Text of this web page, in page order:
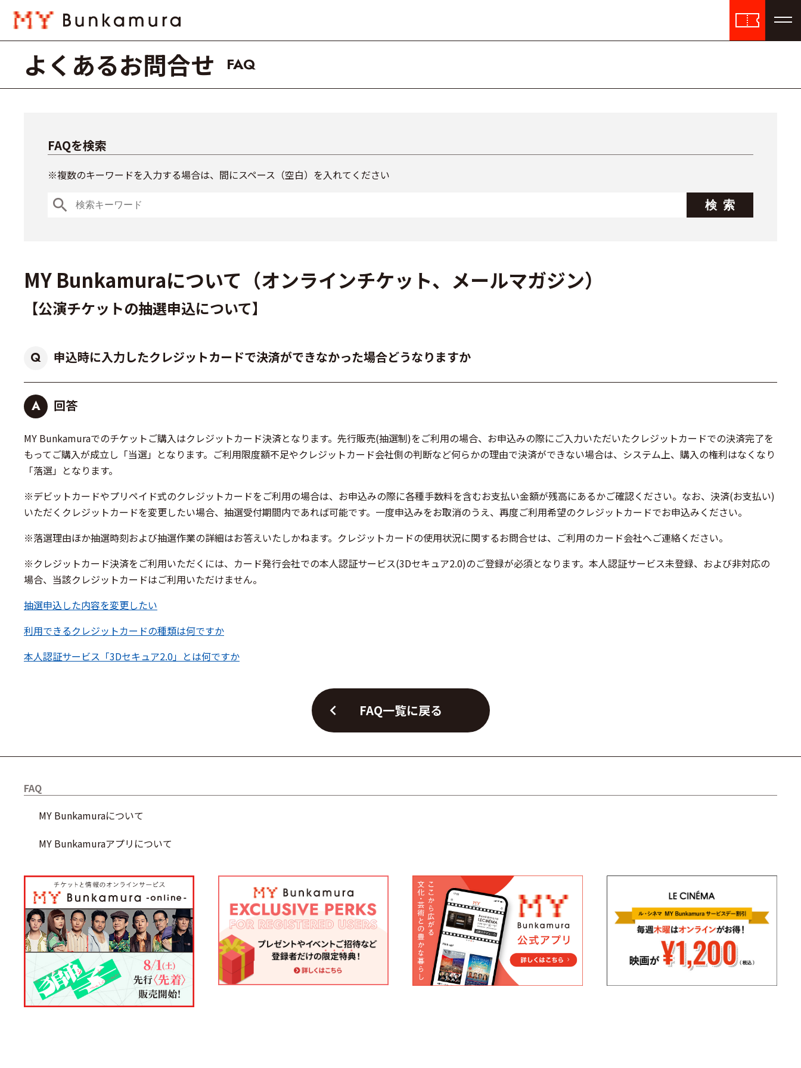
よくあるお問合せ FAQ
FAQを検索
※複数のキーワードを入力する場合は、間にスペース（空白）を入れてください
search
MY Bunkamuraについて（オンラインチケット、メールマガジン）
【公演チケットの抽選申込について】
Q 申込時に入力したクレジットカードで決済ができなかった場合どうなりますか
A 回答
MY Bunkamuraでのチケットご購入はクレジットカード決済となります。先行販売(抽選制)をご利用の場合、お申込みの際にご入力いただいたクレジットカードでの決済完了を
もってご購入が成立し「当選」となります。ご利用限度額不足やクレジットカード会社側の判断など何らかの理由で決済ができない場合は、システム上、購入の権利はなくなり
「落選」となります。
※デビットカードやプリペイド式のクレジットカードをご利用の場合は、お申込みの際に各種手数料を含むお支払い金額が残高にあるかご確認ください。なお、決済(お支払い)
いただくクレジットカードを変更したい場合、抽選受付期間内であれば可能です。一度申込みをお取消のうえ、再度ご利用希望のクレジットカードでお申込みください。
※落選理由ほか抽選時刻および抽選作業の詳細はお答えいたしかねます。クレジットカードの使用状況に関するお問合せは、ご利用のカード会社へご連絡ください。
※クレジットカード決済をご利用いただくには、カード発行会社での本人認証サービス(3Dセキュア2.0)のご登録が必須となります。本人認証サービス未登録、および非対応の
場合、当該クレジットカードはご利用いただけません。
抽選申込した内容を変更したい
利用できるクレジットカードの種類は何ですか
本人認証サービス「3Dセキュア2.0」とは何ですか
chevron_left FAQ一覧に戻る
FAQ
MY Bunkamuraについて
MY Bunkamuraアプリについて